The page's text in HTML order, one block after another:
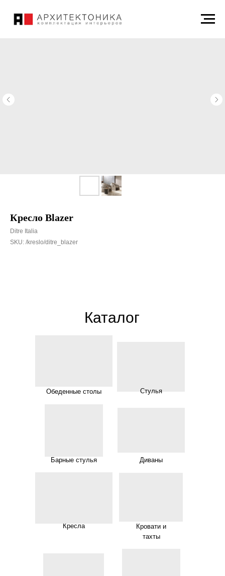
Кресло Blazer
Ditre Italia
SKU: /kreslo/ditre_blazer
Обеденные столы Стулья
Барные стулья Диваны
Кровати и
тахты
Кресла
Каталог